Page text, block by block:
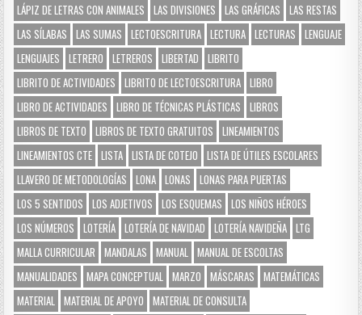
LÁPIZ DE LETRAS CON ANIMALES
LAS DIVISIONES LAS GRÁFICAS
LAS RESTAS
LAS SÍLABAS
LAS SUMAS LECTOESCRITURA LECTURA LECTURAS
LENGUAJE
LENGUAJES
LETRERO LETREROS LIBERTAD
LIBRITO
LIBRITO DE ACTIVIDADES
LIBRITO DE LECTOESCRITURA LIBRO
LIBRO DE ACTIVIDADES
LIBRO DE TÉCNICAS PLÁSTICAS
LIBROS
LIBROS DE TEXTO
LIBROS DE TEXTO GRATUITOS
LINEAMIENTOS
LINEAMIENTOS CTE LISTA LISTA DE COTEJO
LISTA DE ÚTILES ESCOLARES
LLAVERO DE METODOLOGÍAS
LONA LONAS
LONAS PARA PUERTAS
LOS 5 SENTIDOS
LOS ADJETIVOS LOS ESQUEMAS
LOS NIÑOS HÉROES
LOS NÚMEROS
LOTERÍA LOTERÍA DE NAVIDAD LOTERÍA NAVIDEÑA LTG
MALLA CURRICULAR
MANDALAS MANUAL
MANUAL DE ESCOLTAS
MANUALIDADES
MAPA CONCEPTUAL MARZO MÁSCARAS
MATEMÁTICAS
MATERIAL
MATERIAL DE APOYO
MATERIAL DE CONSULTA